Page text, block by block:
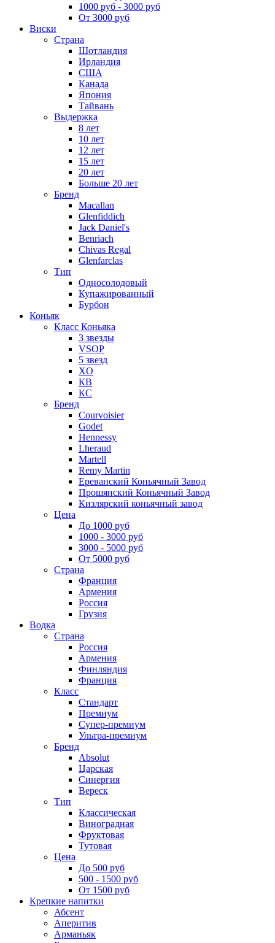
1000 руб - 3000 руб
От 3000 руб
Виски
Страна
Шотландия
Ирландия
США
Канада
Япония
Тайвань
Выдержка
8 лет
10 лет
12 лет
15 лет
20 лет
Больше 20 лет
Бренд
Macallan
Glenfiddich
Jack Daniel's
Benriach
Chivas Regal
Glenfarclas
Тип
Односолодовый
Купажированный
Бурбон
Коньяк
Класс Коньяка
3 звезды
VSOP
5 звезд
XO
КВ
КС
Бренд
Courvoisier
Godet
Hennessy
Lheraud
Martell
Remy Martin
Ереванский Коньячный Завод
Прошянский Коньячный Завод
Кизлярский коньячный завод
Цена
До 1000 руб
1000 - 3000 руб
3000 - 5000 руб
От 5000 руб
Страна
Франция
Армения
Россия
Грузия
Водка
Страна
Россия
Армения
Финляндия
Франция
Класс
Стандарт
Премиум
Супер-премиум
Ультра-премиум
Бренд
Absolut
Царская
Синергия
Вереск
Тип
Классическая
Виноградная
Фруктовая
Тутовая
Цена
До 500 руб
500 - 1500 руб
От 1500 руб
Крепкие напитки
Абсент
Аперитив
Арманьяк